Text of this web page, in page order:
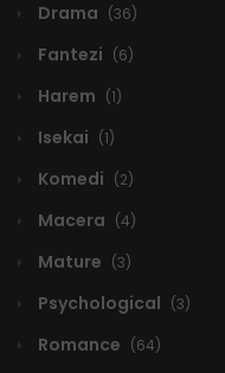
Drama (36)
Fantezi (6)
Harem (1)
Isekai (1)
Komedi (2)
Macera (4)
Mature (3)
Psychological (3)
Romance (64)